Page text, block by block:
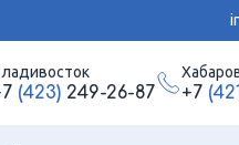
(423)249-26-87 +7